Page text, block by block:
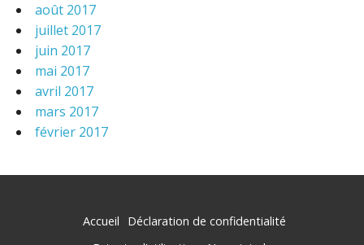
août 2017
juillet 2017
juin 2017
mai 2017
avril 2017
mars 2017
février 2017
Accueil
Déclaration de confidentialité